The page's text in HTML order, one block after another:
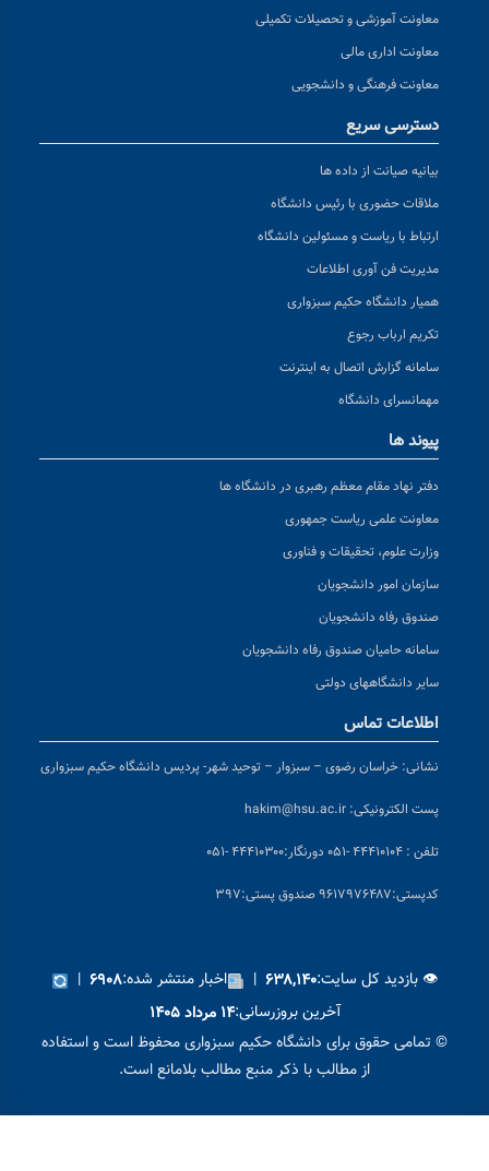
معاونت آموزشی و تحصیلات تکمیلی
معاونت اداری مالی
معاونت فرهنگی و دانشجویی
دسترسی سریع
بیانیه صیانت از داده ها
ملاقات حضوری با رئیس دانشگاه
ارتباط با ریاست و مسئولین دانشگاه
مدیریت فن آوری اطلاعات
همیار دانشگاه حکیم سبزواری
تکریم ارباب رجوع
سامانه گزارش اتصال به اینترنت
مهمانسرای دانشگاه
پیوند ها
دفتر نهاد مقام معظم رهبری در دانشگاه ها
معاونت علمی ریاست جمهوری
وزارت علوم، تحقیقات و فناوری
سازمان امور دانشجویان
صندوق رفاه دانشجویان
سامانه حامیان صندوق رفاه دانشجویان
سایر دانشگاههای دولتی
اطلاعات تماس
خراسان رضوی – سبزوار – توحید شهر- پردیس دانشگاه حکیم سبزواری
پست الکترونیکی:hakim@hsu.ac.ir
دورنگار:۴۴۴۱۰۳۰۰ -۰۵۱
پستی:۹۶۱۷۹۷۶۴۸۷ صندوق پستی:۳۹۷
👁 بازدید کل سایت: ۶۳۸,۱۴۰| اخبار منتشر شده:۶۹۰۸|
آخرین بروزرسانی:۱۴ مرداد ۱۴۰۵
تمامی حقوق برای دانشگاه حکیم سبزواری محفوظ است و استفاده
از مطالب با ذکر منبع مطالب بلامانع است.